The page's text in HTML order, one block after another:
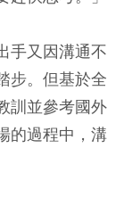
手又因溝通不
步。但基於全
訓並參考國外
的過程中，溝